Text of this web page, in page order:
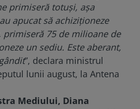
primiseră totuși, așa
apucat să achiziționeze
primiseră 75 de milioane de
un sediu. Este aberant,
”, declara ministrul
lunii august, la Antena
Mediului, Diana